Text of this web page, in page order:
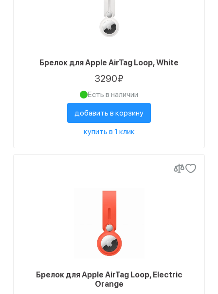
Брелок для Apple AirTag Loop, White
3290₽
Есть в наличии
добавить в корзину
купить в 1 клик
Брелок для Apple AirTag Loop, Electric
Orange